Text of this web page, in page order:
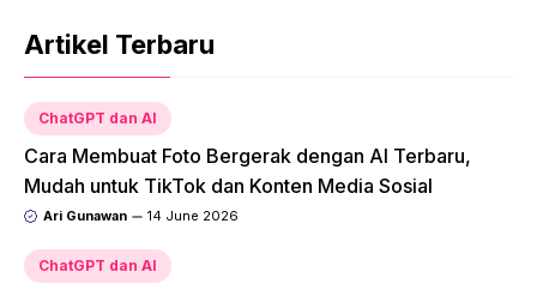
Artikel Terbaru
ChatGPT dan AI
Cara Membuat Foto Bergerak dengan AI Terbaru,
Mudah untuk TikTok dan Konten Media Sosial
Ari Gunawan 14 June 2026
ChatGPT dan AI